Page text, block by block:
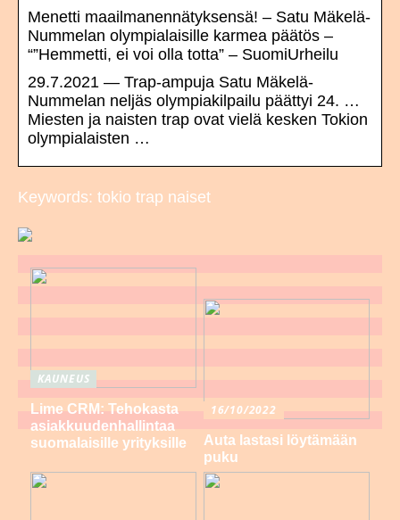
Menetti maailmanennätyksensä! – Satu Mäkelä-
Nummelan olympialaisille karmea päätös –
“”Hemmetti, ei voi olla totta” – SuomiUrheilu
29.7.2021 — Trap-ampuja Satu Mäkelä-
Nummelan neljäs olympiakilpailu päättyi 24. …
Miesten ja naisten trap ovat vielä kesken Tokion
olympialaisten …
Keywords: tokio trap naiset
KAUNEUS
Lime CRM: Tehokasta
asiakkuudenhallintaa
suomalaisille yrityksille
16/10/2022
Auta lastasi löytämään
puku